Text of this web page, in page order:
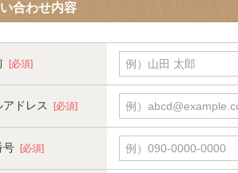
合わせ内容
[必須] 例）山田 太郎
アドレス [必須] 例）
号 [必須] 例）090-0000-0000